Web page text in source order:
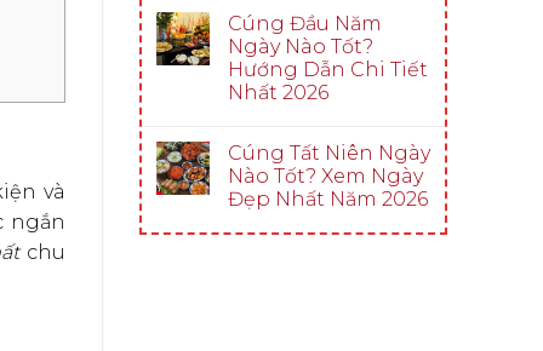
và
ngắn
chu
Cúng Đầu Năm
Ngày Nào Tốt?
Hướng Dẫn Chi Tiết
Nhất 2026
Cúng Tất Niên Ngày
Nào Tốt? Xem Ngày
Đẹp Nhất Năm 2026